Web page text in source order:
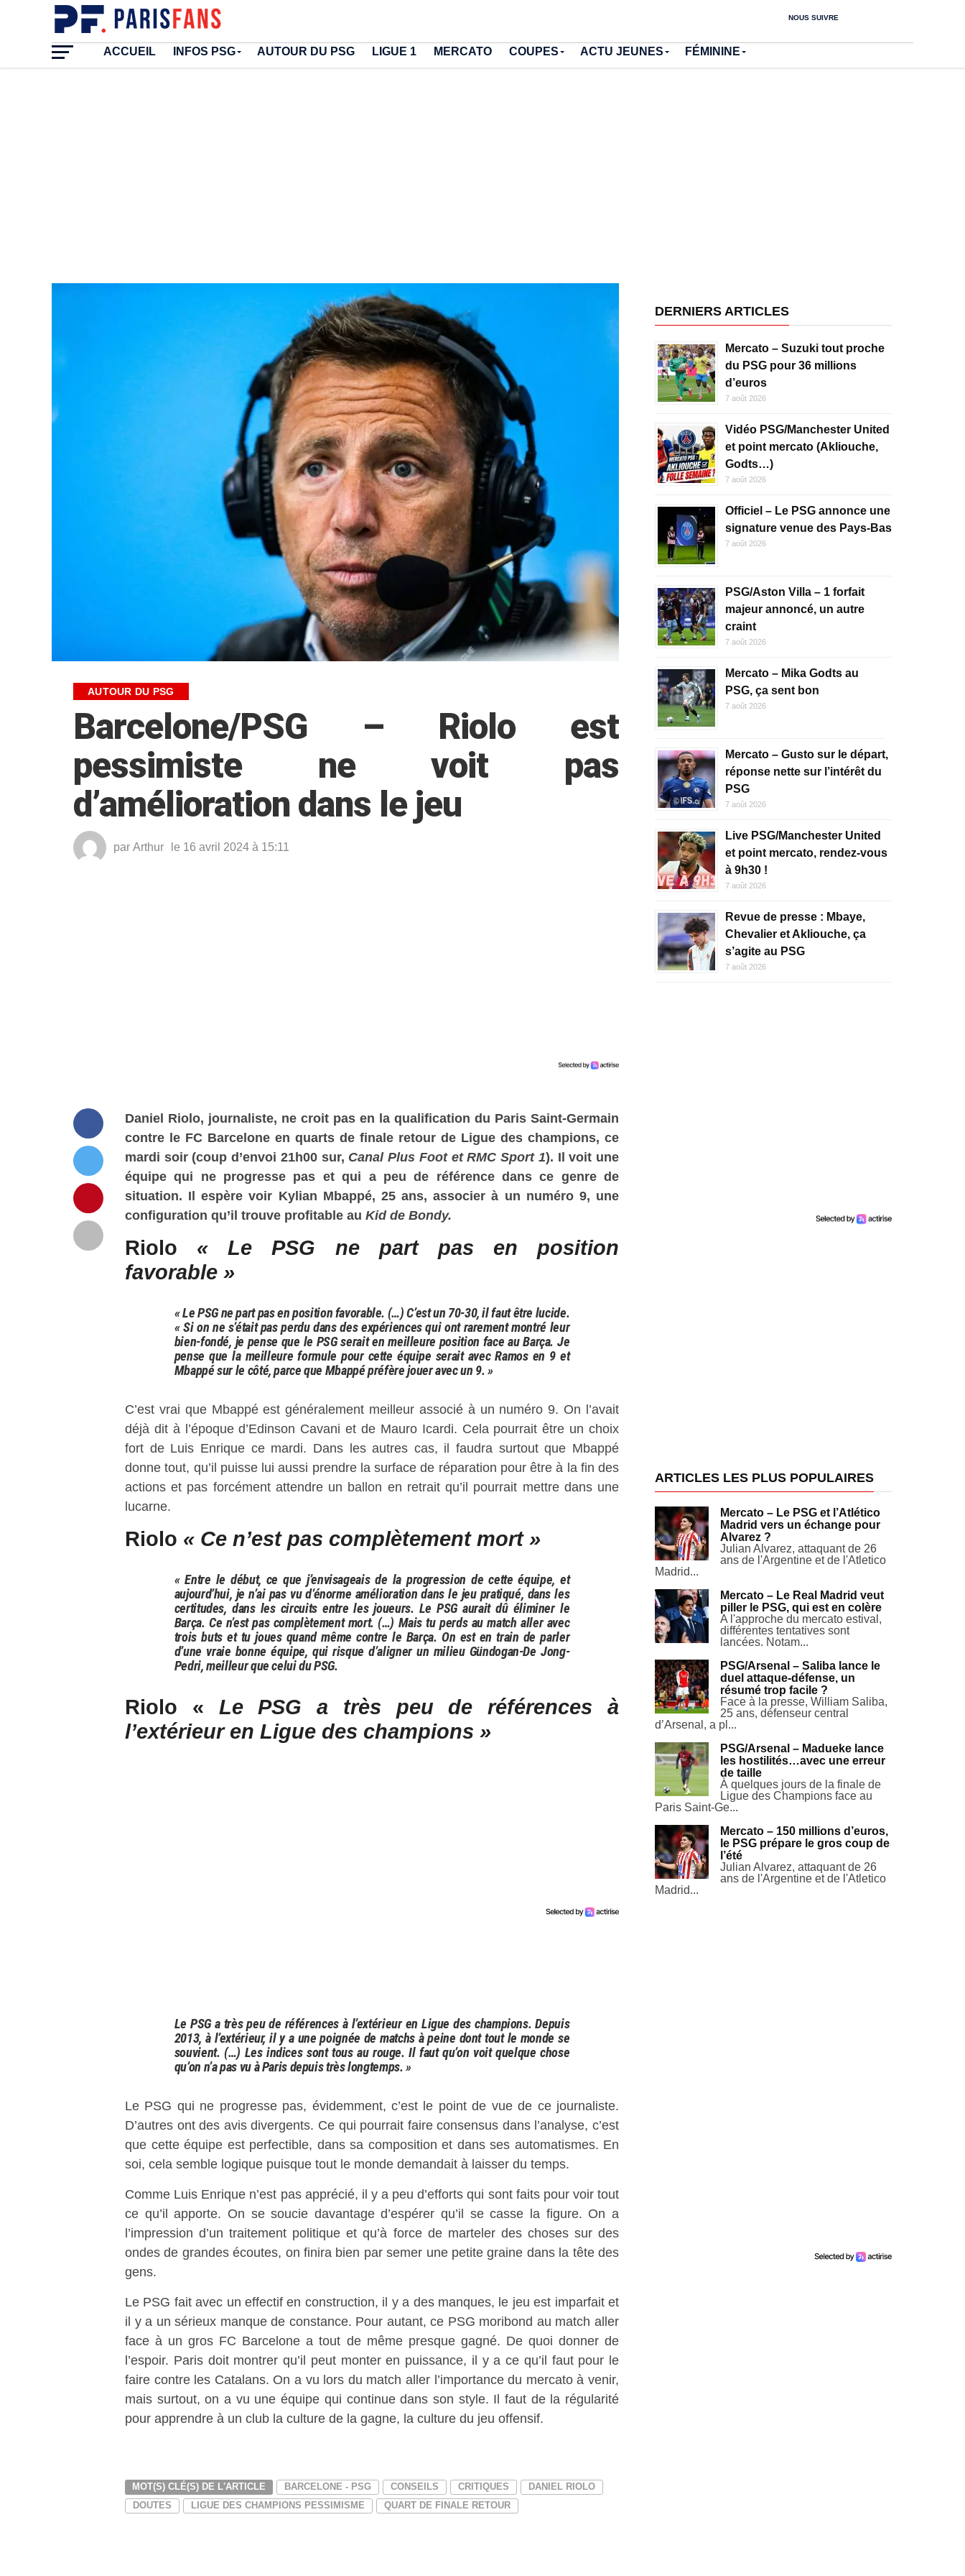
NOUS SUIVRE
ACCUEIL INFOS PSG AUTOUR DU PSG LIGUE 1 MERCATO COUPES ACTU JEUNES FÉMININE
AUTOUR DU PSG
Barcelone/PSG – Riolo est
pessimiste ne voit pas
d’amélioration dans le jeu
par Arthur le 16 avril 2024 à 15:11
Daniel Riolo, journaliste, ne croit pas en la qualification du Paris Saint-Germain
contre le FC Barcelone en quarts de finale retour de Ligue des champions, ce
mardi soir (coup d’envoi 21h00 sur, Canal Plus Foot et RMC Sport 1). Il voit une
équipe qui ne progresse pas et qui a peu de référence dans ce genre de
situation. Il espère voir Kylian Mbappé, 25 ans, associer à un numéro 9, une
configuration qu’il trouve profitable au Kid de Bondy.
Riolo « Le PSG ne part pas en position
favorable »
« Le PSG ne part pas en position favorable. (…) C’est un 70-30, il faut être lucide.
« Si on ne s’était pas perdu dans des expériences qui ont rarement montré leur
bien-fondé, je pense que le PSG serait en meilleure position face au Barça. Je
pense que la meilleure formule pour cette équipe serait avec Ramos en 9 et
Mbappé sur le côté, parce que Mbappé préfère jouer avec un 9. »
C’est vrai que Mbappé est généralement meilleur associé à un numéro 9. On l’avait
déjà dit à l’époque d’Edinson Cavani et de Mauro Icardi. Cela pourrait être un choix
fort de Luis Enrique ce mardi. Dans les autres cas, il faudra surtout que Mbappé
donne tout, qu’il puisse lui aussi prendre la surface de réparation pour être à la fin des
actions et pas forcément attendre un ballon en retrait qu’il pourrait mettre dans une
lucarne.
Riolo « Ce n’est pas complètement mort »
« Entre le début, ce que j’envisageais de la progression de cette équipe, et
aujourd’hui, je n’ai pas vu d’énorme amélioration dans le jeu pratiqué, dans les
certitudes, dans les circuits entre les joueurs. Le PSG aurait dû éliminer le
Barça. Ce n’est pas complètement mort. (…) Mais tu perds au match aller avec
trois buts et tu joues quand même contre le Barça. On est en train de parler
d’une vraie bonne équipe, qui risque d’aligner un milieu Gündogan-De Jong-
Pedri, meilleur que celui du PSG.
Riolo « Le PSG a très peu de références à
l’extérieur en Ligue des champions »
Le PSG a très peu de références à l’extérieur en Ligue des champions. Depuis
2013, à l’extérieur, il y a une poignée de matchs à peine dont tout le monde se
souvient. (…) Les indices sont tous au rouge. Il faut qu’on voit quelque chose
qu’on n’a pas vu à Paris depuis très longtemps. »
Le PSG qui ne progresse pas, évidemment, c’est le point de vue de ce journaliste.
D’autres ont des avis divergents. Ce qui pourrait faire consensus dans l’analyse, c’est
que cette équipe est perfectible, dans sa composition et dans ses automatismes. En
soi, cela semble logique puisque tout le monde demandait à laisser du temps.
Comme Luis Enrique n’est pas apprécié, il y a peu d’efforts qui sont faits pour voir tout
ce qu’il apporte. On se soucie davantage d’espérer qu’il se casse la figure. On a
l’impression d’un traitement politique et qu’à force de marteler des choses sur des
ondes de grandes écoutes, on finira bien par semer une petite graine dans la tête des
gens.
Le PSG fait avec un effectif en construction, il y a des manques, le jeu est imparfait et
il y a un sérieux manque de constance. Pour autant, ce PSG moribond au match aller
face à un gros FC Barcelone a tout de même presque gagné. De quoi donner de
l’espoir. Paris doit montrer qu’il peut monter en puissance, il y a ce qu’il faut pour le
faire contre les Catalans. On a vu lors du match aller l’importance du mercato à venir,
mais surtout, on a vu une équipe qui continue dans son style. Il faut de la régularité
pour apprendre à un club la culture de la gagne, la culture du jeu offensif.
MOT(S) CLÉ(S) DE L'ARTICLE BARCELONE - PSG CONSEILS CRITIQUES
DANIEL RIOLO
DOUTES
LIGUE DES CHAMPIONS PESSIMISME QUART DE FINALE RETOUR
DERNIERS ARTICLES
Mercato – Suzuki tout proche
du PSG pour 36 millions
d’euros
7 août 2026
Vidéo PSG/Manchester United
et point mercato (Akliouche,
Godts…)
7 août 2026
Officiel – Le PSG annonce une
signature venue des Pays-Bas
7 août 2026
PSG/Aston Villa – 1 forfait
majeur annoncé, un autre
craint
7 août 2026
Mercato – Mika Godts au
PSG, ça sent bon
7 août 2026
Mercato – Gusto sur le départ,
réponse nette sur l’intérêt du
PSG
7 août 2026
Live PSG/Manchester United
et point mercato, rendez-vous
à 9h30 !
7 août 2026
Revue de presse : Mbaye,
Chevalier et Akliouche, ça
s’agite au PSG
7 août 2026
ARTICLES LES PLUS POPULAIRES
Mercato – Le PSG et l’Atlético
Madrid vers un échange pour
Alvarez ?
Julian Alvarez, attaquant de 26
ans de l'Argentine et de l'Atletico
Madrid...
Mercato – Le Real Madrid veut
piller le PSG, qui est en colère
A l'approche du mercato estival,
différentes tentatives sont
lancées. Notam...
PSG/Arsenal – Saliba lance le
duel attaque-défense, un
résumé trop facile ?
Face à la presse, William Saliba,
25 ans, défenseur central
d’Arsenal, a pl...
PSG/Arsenal – Madueke lance
les hostilités…avec une erreur
de taille
À quelques jours de la finale de
Ligue des Champions face au
Paris Saint-Ge...
Mercato – 150 millions d’euros,
le PSG prépare le gros coup de
l’été
Julian Alvarez, attaquant de 26
ans de l'Argentine et de l'Atletico
Madrid...